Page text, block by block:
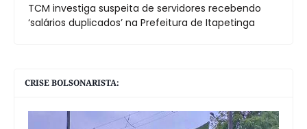
TCM investiga suspeita de servidores recebendo
‘salários duplicados’ na Prefeitura de Itapetinga
CRISE BOLSONARISTA: